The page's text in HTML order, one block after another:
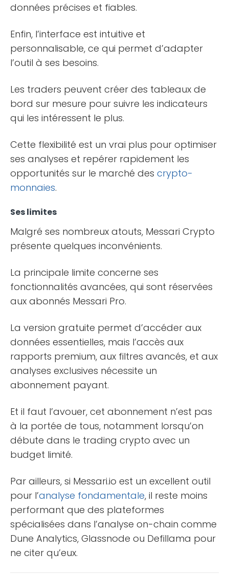
données précises et fiables.
Enfin, l’interface est intuitive et
personnalisable, ce qui permet d’adapter
l’outil à ses besoins.
Les traders peuvent créer des tableaux de
bord sur mesure pour suivre les indicateurs
qui les intéressent le plus.
Cette flexibilité est un vrai plus pour optimiser
ses analyses et repérer rapidement les
opportunités sur le marché des crypto-
monnaies.
Ses limites
Malgré ses nombreux atouts, Messari Crypto
présente quelques inconvénients.
La principale limite concerne ses
fonctionnalités avancées, qui sont réservées
aux abonnés Messari Pro.
La version gratuite permet d’accéder aux
données essentielles, mais l’accès aux
rapports premium, aux filtres avancés, et aux
analyses exclusives nécessite un
abonnement payant.
Et il faut l’avouer, cet abonnement n’est pas
à la portée de tous, notamment lorsqu’on
débute dans le trading crypto avec un
budget limité.
Par ailleurs, si Messari.io est un excellent outil
pour l’analyse fondamentale, il reste moins
performant que des plateformes
spécialisées dans l’analyse on-chain comme
Dune Analytics, Glassnode ou Defillama pour
ne citer qu’eux.